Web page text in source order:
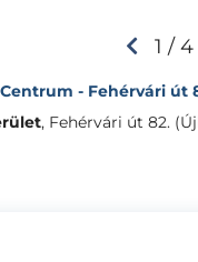
1 / 4
- Fehérvári út
, Fehérvári út 82.